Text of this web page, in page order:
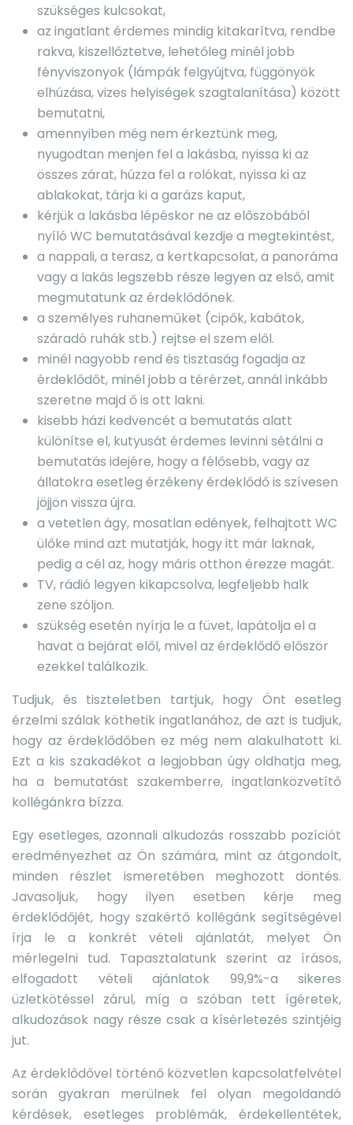
szükséges kulcsokat,
az ingatlant érdemes mindig kitakarítva, rendbe
rakva, kiszellőztetve, lehetőleg minél jobb
fényviszonyok (lámpák felgyújtva, függönyök
elhúzása, vizes helyiségek szagtalanítása) között
bemutatni,
amennyiben még nem érkeztünk meg,
nyugodtan menjen fel a lakásba, nyissa ki az
összes zárat, húzza fel a rolókat, nyissa ki az
ablakokat, tárja ki a garázs kaput,
kérjük a lakásba lépéskor ne az előszobából
nyíló WC bemutatásával kezdje a megtekintést,
a nappali, a terasz, a kertkapcsolat, a panoráma
vagy a lakás legszebb része legyen az első, amit
megmutatunk az érdeklődőnek.
a személyes ruhaneműket (cipők, kabátok,
száradó ruhák stb.) rejtse el szem elől.
minél nagyobb rend és tisztaság fogadja az
érdeklődőt, minél jobb a térérzet, annál inkább
szeretne majd ő is ott lakni.
kisebb házi kedvencét a bemutatás alatt
különítse el, kutyusát érdemes levinni sétálni a
bemutatás idejére, hogy a félősebb, vagy az
állatokra esetleg érzékeny érdeklődő is szívesen
jöjjön vissza újra.
a vetetlen ágy, mosatlan edények, felhajtott WC
ülőke mind azt mutatják, hogy itt már laknak,
pedig a cél az, hogy máris otthon érezze magát.
TV, rádió legyen kikapcsolva, legfeljebb halk
zene szóljon.
szükség esetén nyírja le a füvet, lapátolja el a
havat a bejárat elől, mivel az érdeklődő először
ezekkel találkozik.
Tudjuk, és tiszteletben tartjuk, hogy Önt esetleg
érzelmi szálak köthetik ingatlanához, de azt is tudjuk,
hogy az érdeklődőben ez még nem alakulhatott ki.
Ezt a kis szakadékot a legjobban úgy oldhatja meg,
ha a bemutatást szakemberre, ingatlanközvetítő
kollégánkra bízza.
Egy esetleges, azonnali alkudozás rosszabb pozíciót
eredményezhet az Ön számára, mint az átgondolt,
minden részlet ismeretében meghozott döntés.
Javasoljuk, hogy ilyen esetben kérje meg
érdeklődőjét, hogy szakértő kollégánk segítségével
írja le a konkrét vételi ajánlatát, melyet Ön
mérlegelni tud. Tapasztalatunk szerint az írásos,
elfogadott vételi ajánlatok 99,9%-a sikeres
üzletkötéssel zárul, míg a szóban tett ígéretek,
alkudozások nagy része csak a kísérletezés szintjéig
jut.
Az érdeklődővel történő közvetlen kapcsolatfelvétel
során gyakran merülnek fel olyan megoldandó
kérdések, esetleges problémák, érdekellentétek,